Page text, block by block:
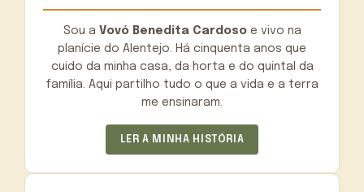
Sou a Vovó Benedita Cardosoe vivo na
planície do Alentejo. Há cinquenta anos que
cuido da minha casa, da horta e do quintal da
família. Aqui partilho tudo o que a vida e a terra
me ensinaram.
LER A MINHA HISTÓRIA